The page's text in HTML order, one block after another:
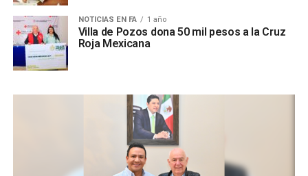
NOTICIAS EN FA 1 año
Villa de Pozos dona 50 mil pesos a la Cruz
Roja Mexicana